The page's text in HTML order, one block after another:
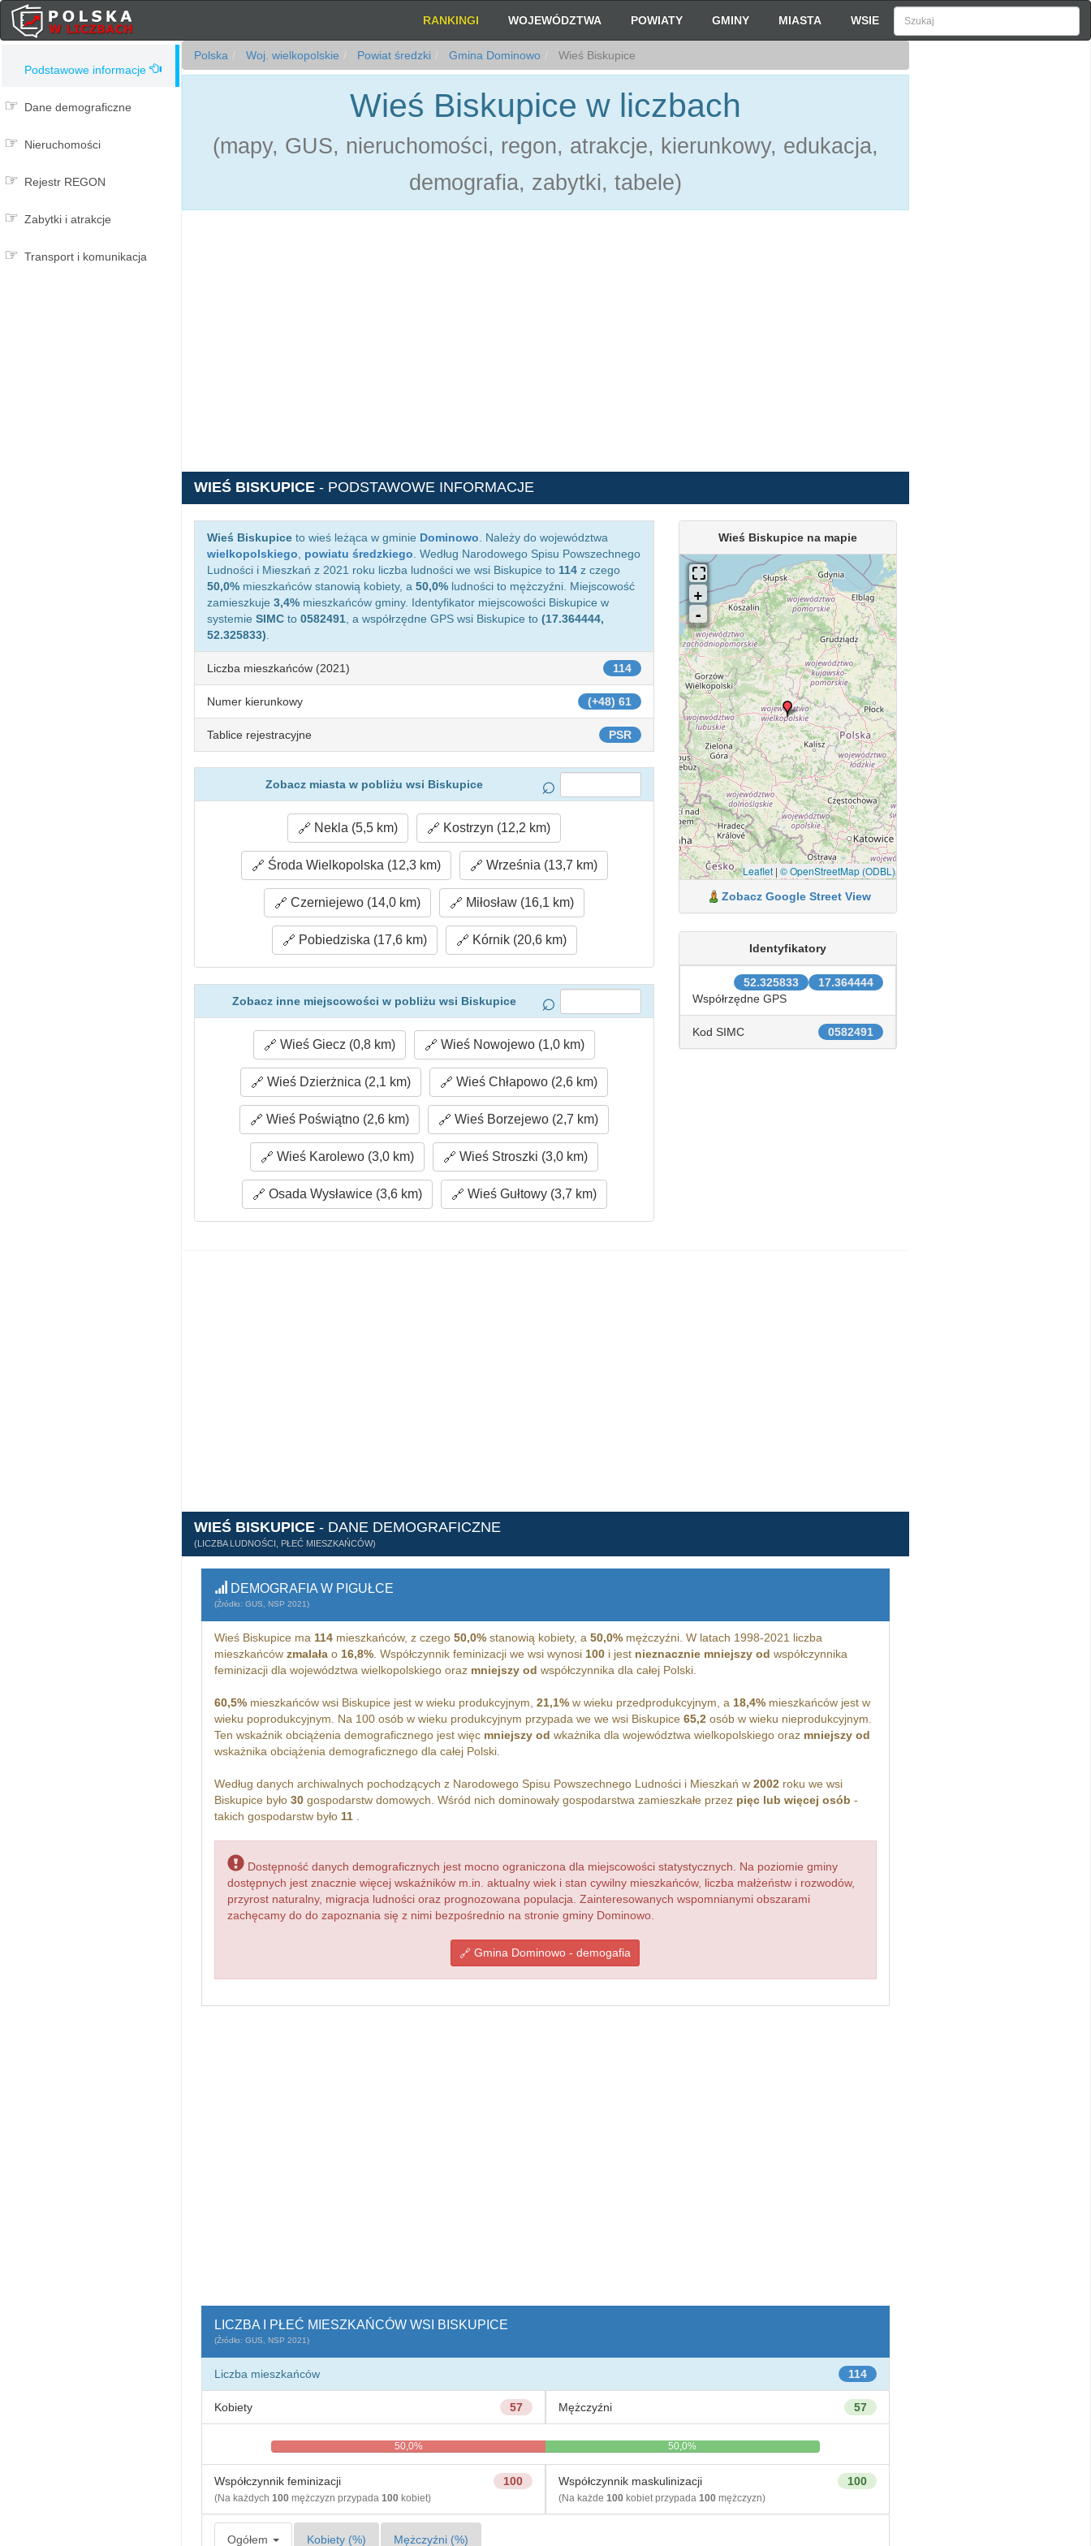
RANKINGI WOJEWÓDZTWA POWIATY GMINY MIASTA WSIE
Podstawowe informacje
Dane demograficzne
Nieruchomości
Rejestr REGON
Zabytki i atrakcje
Transport i komunikacja
Polska Woj. wielkopolskie Powiat średzki Gmina Dominowo Wieś Biskupice
Wieś Biskupice w liczbach
(mapy, GUS, nieruchomości, regon, atrakcje, kierunkowy, edukacja,
demografia, zabytki, tabele)
WIEŚ BISKUPICE - PODSTAWOWE INFORMACJE
Wieś Biskupice to wieś leżąca w gminie Dominowo . Należy do województwa
wielkopolskiego
powiatu średzkiego . Według Narodowego Spisu Powszechnego
Ludności i Mieszkań z 2021 roku liczba ludności we wsi Biskupice to 114 z czego
50,0% mieszkańców stanowią kobiety, a 50,0% ludności to mężczyźni. Miejscowość
zamieszkuje 3,4% mieszkańców gminy. Identyfikator miejscowości Biskupice w
systemie SIMC to 0582491 , a współrzędne GPS wsi Biskupice to (17.364444,
52.325833)
114
Liczba mieszkańców (2021)
(+48) 61
Numer kierunkowy
PSR
Tablice rejestracyjne
Zobacz miasta w pobliżu wsi Biskupice
Nekla (5,5 km) Kostrzyn (12,2 km)
Środa Wielkopolska (12,3 km) Września (13,7 km)
Czerniejewo (14,0 km) Miłosław (16,1 km)
Pobiedziska (17,6 km) Kórnik (20,6 km)
Zobacz inne miejscowości w pobliżu wsi Biskupice
Wieś Giecz (0,8 km) Wieś Nowojewo (1,0 km)
Wieś Dzierżnica (2,1 km) Wieś Chłapowo (2,6 km)
Wieś Poświątno (2,6 km) Wieś Borzejewo (2,7 km)
Wieś Karolewo (3,0 km) Wieś Stroszki (3,0 km)
Osada Wysławice (3,6 km) Wieś Gułtowy (3,7 km)
Wieś Biskupice na mapie
Leaflet| © OpenStreetMap (ODBL)
Zobacz Google Street View
Identyfikatory
17.364444
52.325833
Współrzędne GPS
0582491
Kod SIMC
WIEŚ BISKUPICE - DANE DEMOGRAFICZNE
(LICZBA LUDNOŚCI, PŁEĆ MIESZKAŃCÓW)
DEMOGRAFIA W PIGUŁCE
(Źródło: GUS, NSP 2021)
Wieś Biskupice ma 114mieszkańców, z czego 50,0%stanowią kobiety, a 50,0%mężczyźni. W latach 1998-2021 liczba
mieszkańców zmalałao 16,8%. Współczynnik feminizacji we wsi wynosi 100i jest nieznacznie mniejszy od współczynnika
feminizacji dla województwa wielkopolskiego oraz mniejszy od współczynnika dla całej Polski.
60,5%mieszkańców wsi Biskupice jest w wieku produkcyjnym, 21,1%w wieku przedprodukcyjnym, a 18,4%mieszkańców jest w
wieku poprodukcyjnym. Na 100 osób w wieku produkcyjnym przypada we we wsi Biskupice 65,2osób w wieku nieprodukcyjnym.
Ten wskaźnik obciążenia demograficznego jest więc mniejszy od wkażnika dla województwa wielkopolskiego oraz mniejszy od
wskażnika obciążenia demograficznego dla całej Polski.
Według danych archiwalnych pochodzących z Narodowego Spisu Powszechnego Ludności i Mieszkań w 2002roku we wsi
Biskupice było 30gospodarstw domowych. Wśród nich dominowały gospodarstwa zamieszkałe przez pięc lub więcej osób -
takich gospodarstw było 11.
Dostępność danych demograficznych jest mocno ograniczona dla miejscowości statystycznych. Na poziomie gminy
dostępnych jest znacznie więcej wskaźników m.in. aktualny wiek i stan cywilny mieszkańców, liczba małżeństw i rozwodów,
przyrost naturalny, migracja ludności oraz prognozowana populacja. Zainteresowanych wspomnianymi obszarami
zachęcamy do do zapoznania się z nimi bezpośrednio na stronie gminy Dominowo.
Gmina Dominowo - demogafia
LICZBA I PŁEĆ MIESZKAŃCÓW WSI BISKUPICE
(Źródło: GUS, NSP 2021)
114
Liczba mieszkańców
57
Kobiety 57
Mężczyźni
50,0% 50,0%
100
Współczynnik feminizacji
(Na każdych 100mężczyzn przypada 100kobiet)
100
Współczynnik maskulinizacji
(Na każde 100kobiet przypada 100mężczyzn)
Ogółem Kobiety (%) Mężczyźni (%)